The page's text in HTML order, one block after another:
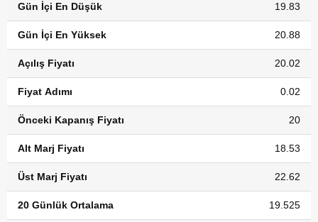
Gün İçi En Düşük 19.83
Gün İçi En Yüksek 20.88
Açılış Fiyatı 20.02
Fiyat Adımı 0.02
Önceki Kapanış Fiyatı 20
Alt Marj Fiyatı 18.53
Üst Marj Fiyatı 22.62
20 Günlük Ortalama 19.525